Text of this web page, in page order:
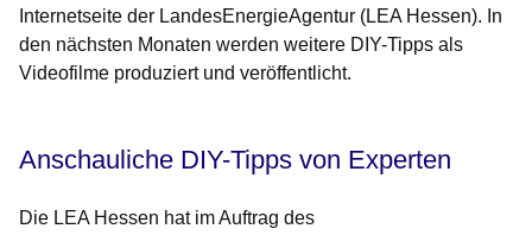
Internetseite der LandesEnergieAgentur (LEA Hessen). In
den nächsten Monaten werden weitere DIY-Tipps als
Videofilme produziert und veröffentlicht.
Anschauliche DIY-Tipps von Experten
Die LEA Hessen hat im Auftrag des